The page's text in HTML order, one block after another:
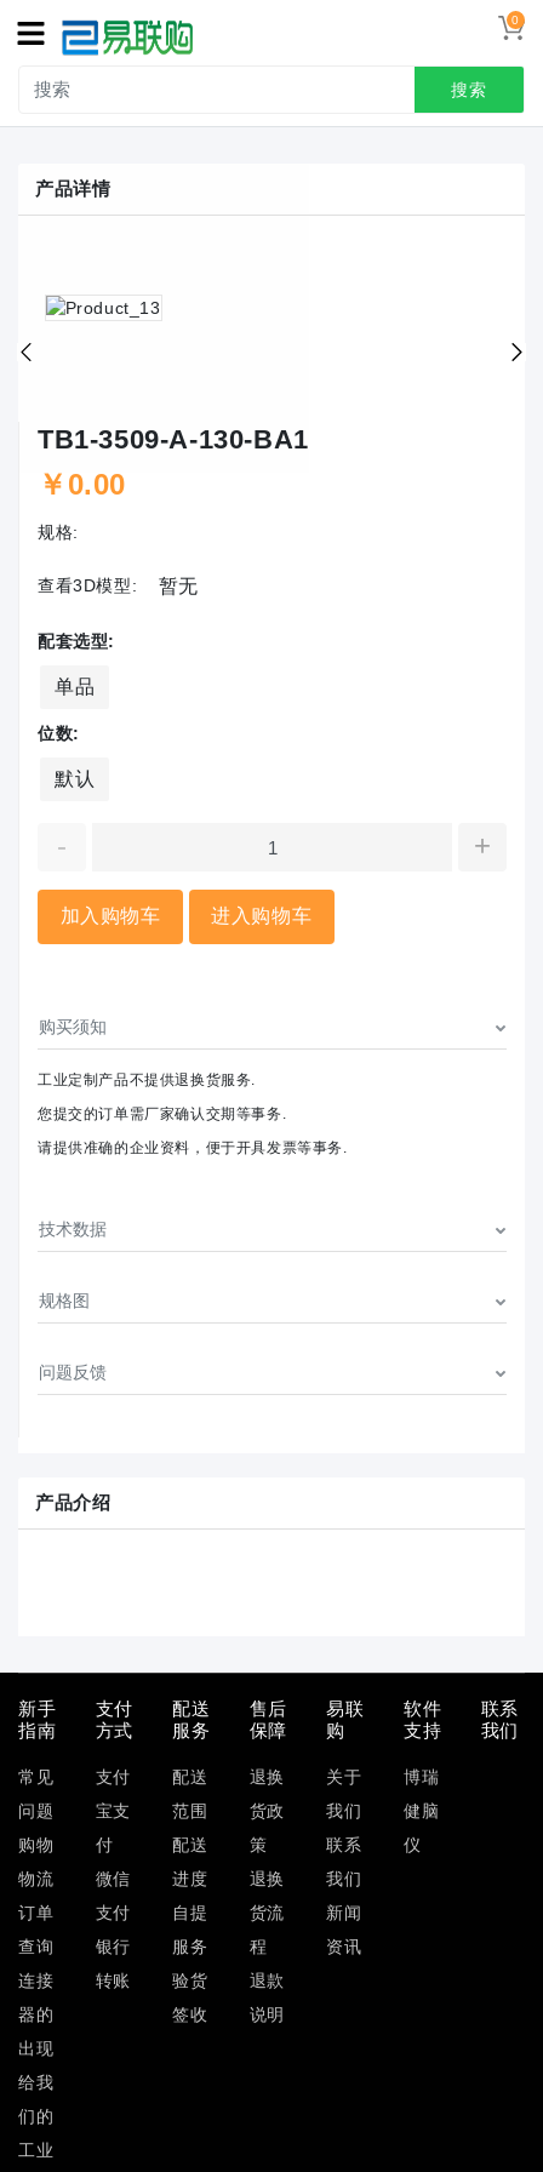
0
搜索
产品详情
TB1-3509-A-130-BA1
￥0.00
规格:
查看3D模型: 暂无
配套选型:
单品
位数:
默认
- +
加入购物车 进入购物车
购买须知
工业定制产品不提供退换货服务.
您提交的订单需厂家确认交期等事务.
请提供准确的企业资料，便于开具发票等事务.
技术数据
规格图
问题反馈
产品介绍
新手
指南
常见
问题
购物
物流
订单
查询
连接
器的
出现
给我
们的
工业
支付
方式
支付
宝支
付
微信
支付
银行
转账
配送
服务
配送
范围
配送
进度
自提
服务
验货
签收
售后
保障
退换
货政
策
退换
货流
程
退款
说明
易联
购
关于
我们
联系
我们
新闻
资讯
软件
支持
博瑞
健脑
仪
联系
我们